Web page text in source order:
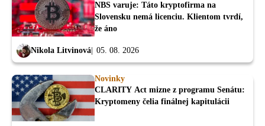
NBS varuje: Táto kryptofirma na
Slovensku nemá licenciu. Klientom tvrdí,
že áno
Nikola Litvinová 05. 08. 2026
Novinky
CLARITY Act mizne z programu Senátu:
Kryptomeny čelia finálnej kapitulácii